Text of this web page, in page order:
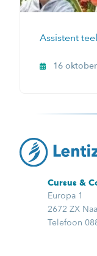
Assistent
16
Cursus &
Europa 1
2672 ZX
Telefoon